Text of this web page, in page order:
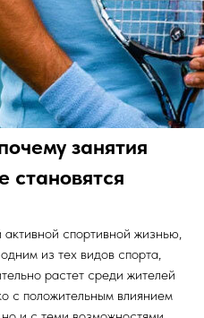
занятия
становятся
спортивной жизнью,
из тех видов спорта,
растет среди жителей
с положительным влиянием